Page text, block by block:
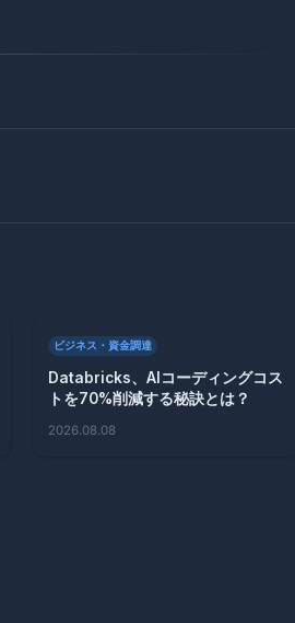
ビジネス・資金調達
Databricks、AIコーディングコス
トを70%削減する秘訣とは？
2026.08.08